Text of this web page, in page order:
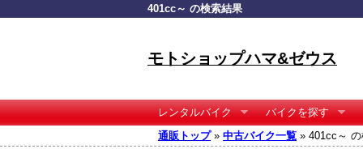
401cc～ の検索結果
モトショップハマ&ゼウス
レンタルバイク
バイクを探す
通販トップ» 中古バイク一覧 » 401cc～